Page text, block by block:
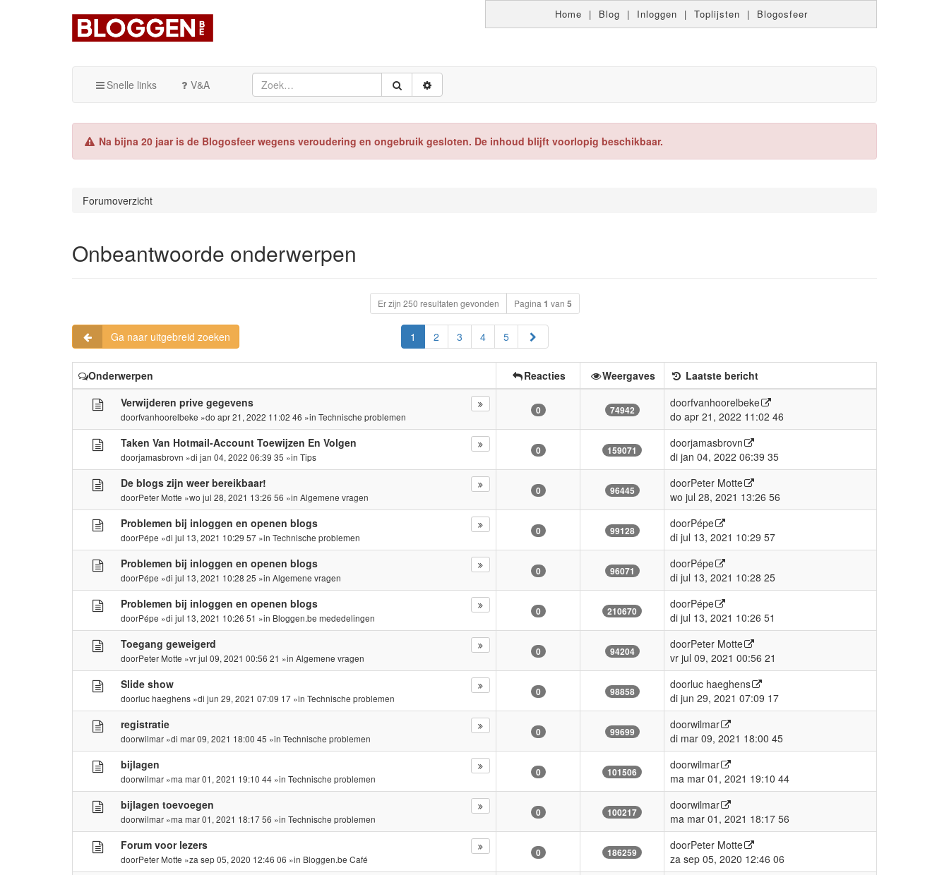
Home | Blog | Inloggen | Toplijsten | Blogosfeer
Snelle links V&A
Na bijna 20 jaar is de Blogosfeer wegens veroudering en ongebruik gesloten. De inhoud blijft voorlopig beschikbaar.
Forumoverzicht
Onbeantwoorde onderwerpen
Er zijn 250 resultaten gevonden Pagina 1 van 5
Ga naar uitgebreid zoeken 1 2 3 4 5 Volgende
Onderwerpen Reacties Weergaves
Laatste bericht
Verwijderen prive gegevens
doorfvanhoorelbeke »do apr 21, 2022 11:02 46 »inTechnische problemen
0 74942
doorfvanhoorelbeke
do apr 21, 2022 11:02 46
Taken Van Hotmail-Account Toewijzen En Volgen
doorjamasbrovn »di jan 04, 2022 06:39 35 »inTips
0 159071
doorjamasbrovn
di jan 04, 2022 06:39 35
De blogs zijn weer bereikbaar!
doorPeter Motte »wo jul 28, 2021 13:26 56 »inAlgemene vragen
0 96445
doorPeter Motte
wo jul 28, 2021 13:26 56
Problemen bij inloggen en openen blogs
doorPépe »di jul 13, 2021 10:29 57 »inTechnische problemen
0 99128
doorPépe
di jul 13, 2021 10:29 57
Problemen bij inloggen en openen blogs
doorPépe »di jul 13, 2021 10:28 25 »inAlgemene vragen
0 96071
doorPépe
di jul 13, 2021 10:28 25
Problemen bij inloggen en openen blogs
doorPépe »di jul 13, 2021 10:26 51 »in Bloggen.be mededelingen
0 210670
doorPépe
di jul 13, 2021 10:26 51
Toegang geweigerd
doorPeter Motte »vr jul 09, 2021 00:56 21 »inAlgemene vragen
0 94204
doorPeter Motte
vr jul 09, 2021 00:56 21
Slide show
doorluc haeghens »di jun 29, 2021 07:09 17 »inTechnische problemen
0 98858
doorluc haeghens
di jun 29, 2021 07:09 17
registratie
doorwilmar »di mar 09, 2021 18:00 45 »inTechnische problemen
0 99699
doorwilmar
di mar 09, 2021 18:00 45
bijlagen
doorwilmar »ma mar 01, 2021 19:10 44 »inTechnische problemen
0 101506
doorwilmar
ma mar 01, 2021 19:10 44
bijlagen toevoegen
doorwilmar »ma mar 01, 2021 18:17 56 »inTechnische problemen
0 100217
doorwilmar
ma mar 01, 2021 18:17 56
Forum voor lezers
doorPeter Motte »za sep 05, 2020 12:46 06 »in Bloggen.be Café
0 186259
doorPeter Motte
za sep 05, 2020 12:46 06